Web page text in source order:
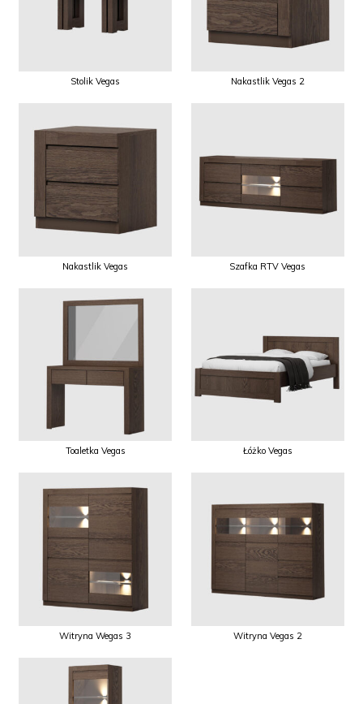
Stolik Vegas Nakastlik Vegas 2
Nakastlik Vegas Szafka RTV Vegas
Toaletka Vegas Łóżko Vegas
Witryna Wegas 3 Witryna Vegas 2